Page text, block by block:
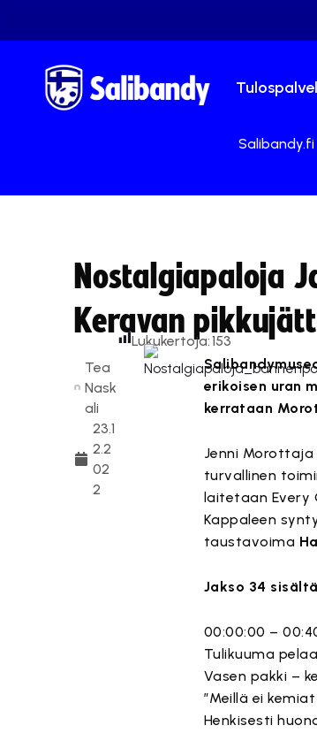
Salibandy.fi
Nostalgiapaloja
Keravan
Tea
Nask
ali
23.1
2.2
02
2
Lukukertoja:153
erikoisen uran
kerrataan
Jenni
turvallinen
laitetaan Every
Kappaleen
taustavoima
Jakso 34
00:00:00 –
Tulikuuma
Vasen pakki –
”Meillä ei
Henkisesti